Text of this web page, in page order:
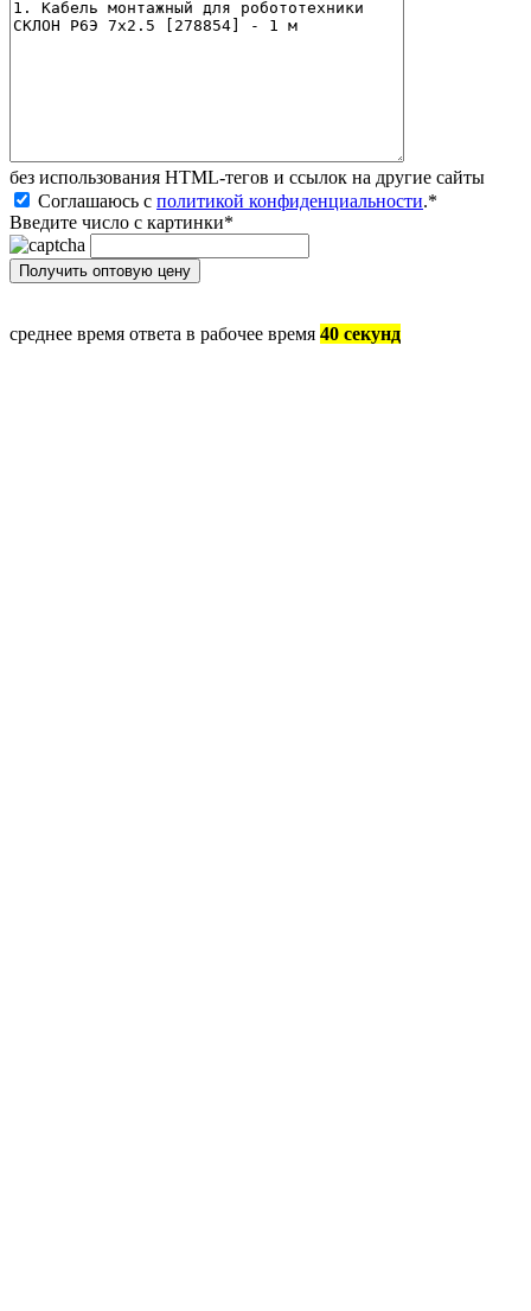
без иcпользования HTML-тегов и ссылок на другие сайты
Соглашаюсь с политикой конфиденциальности.*
Введите число с картинки*
среднее время ответа в рабочее время 40 секунд